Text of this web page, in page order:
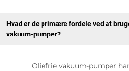
Hvad er de primære fordele ved at
vakuum-pumper?
Oliefrie vakuum-pumper